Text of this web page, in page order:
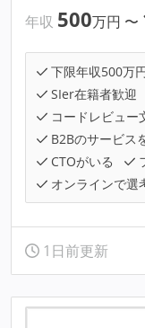
年収 500万円 〜
下限年収500万
SIer在籍者歓迎
コードレビュー
B2Bのサービス
CTOがいる
オンラインで選
1日前更新